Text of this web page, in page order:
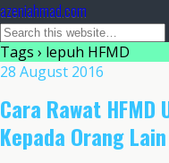
azeniahmad.com
Tags › lepuh HFMD
28 August 2016
Cara Rawat
Kepada Orang Lain